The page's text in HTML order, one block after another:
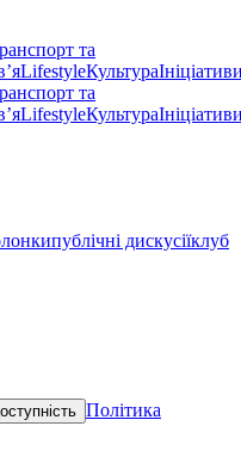
та
LifestyleКультура
та
LifestyleКультура
публічні дискусіїклуб
Політика